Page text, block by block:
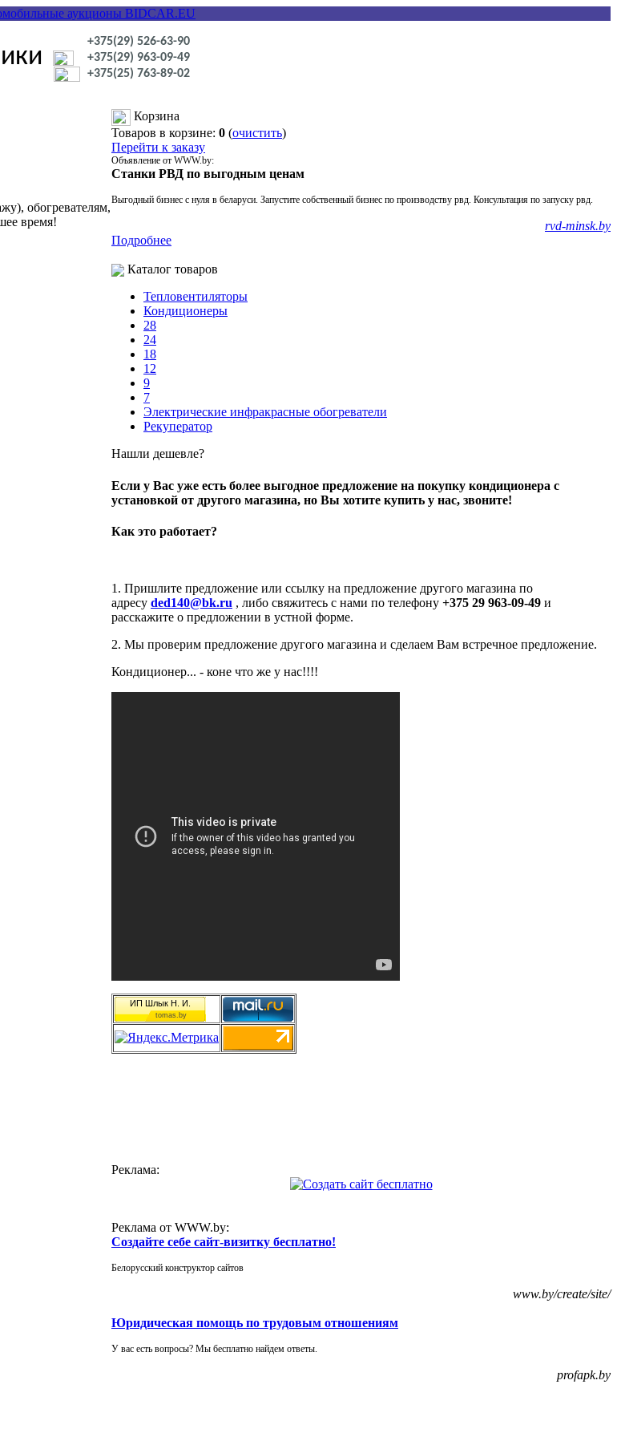
+375(29) 526-63-90
+375(29) 963-09-49
+375(25) 763-89-02
обогревателям,
время!
Корзина
Товаров в корзине: 0 (очистить)
Перейти к заказу
Объявление от WWW.by:
Станки РВД по выгодным ценам
Выгодный бизнес с нуля в беларуси. Запустите собственный бизнес по производству рвд. Консультация по запуску рвд.
rvd-minsk.by
Подробнее
Каталог товаров
Тепловентиляторы
Кондиционеры
28
24
18
12
9
7
Электрические инфракрасные обогреватели
Рекуператор
Нашли дешевле?
Если у Вас уже есть более выгодное предложение на покупку кондиционера с
установкой от другого магазина, но Вы хотите купить у нас, звоните!
Как это работает?
1. Пришлите предложение или ссылку на предложение другого магазина по
адресу ded140@bk.ru , либо свяжитесь с нами по телефону +375 29 963-09-49 и
расскажите о предложении в устной форме.
2. Мы проверим предложение другого магазина и сделаем Вам встречное предложение.
Кондиционер... - коне что же у нас!!!!
ИП Шлык Н. И.
tomas.by
Реклама:
Реклама от WWW.by:
Создайте себе сайт-визитку бесплатно!
Белорусский конструктор сайтов
www.by/create/site/
Юридическая помощь по трудовым отношениям
У вас есть вопросы? Мы бесплатно найдем ответы.
profapk.by